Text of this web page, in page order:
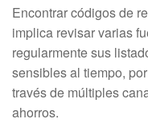
Encontrar códigos de
implica revisar varias
regularmente sus
sensibles al tiempo,
través de múltiples
ahorros.